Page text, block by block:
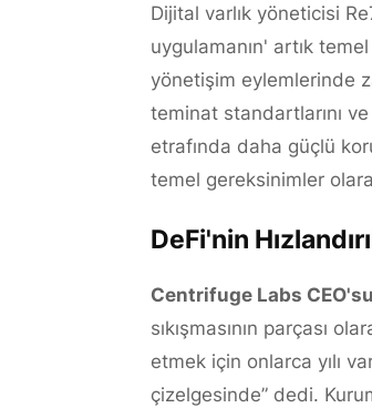
Dijital varlık yöneticisi
uygulamanın' artık
yönetişim eylemlerinde
teminat standartlarını
etrafında daha güçlü
temel gereksinimler
DeFi'nin
Centrifuge Labs
sıkışmasının parçası
etmek için onlarca yılı
çizelgesinde” dedi.